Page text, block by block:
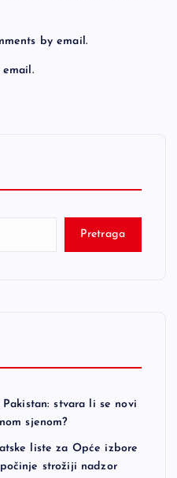
by email.
Pretraga
stvara li se novi
sjenom?
liste za Opće izbore
strožiji nadzor